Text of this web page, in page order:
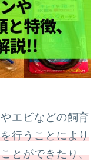
エビなどの飼育
行うことにより
とができたり、